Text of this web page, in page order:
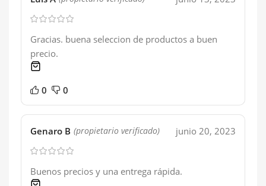
Gracias. buena seleccion de productos a buen
precio.
0 0
Genaro B (propietario verificado) junio 20, 2023
Buenos precios y una entrega rápida.